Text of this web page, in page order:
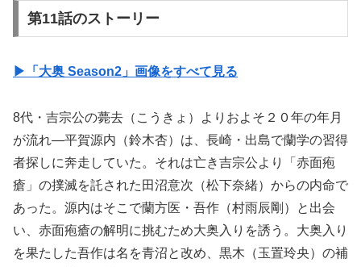
第11話のストーリー
▶︎「大奥 Season2」画像をすべて見る
8代・吉宗公の薨去（こうきょ）よりおよそ２０年の年月
が流れ―平賀源内（鈴木杏）は、長崎・出島で蘭学の習得
者探しに奔走していた。それは亡き吉宗公より「赤面疱
瘡」の撲滅を託された田沼意次（松下奈緒）からの内命で
あった。源内はそこで蘭方医・吾作（村雨辰剛）と出会
い、赤面疱瘡の解明に挑むため大奥入りを誘う。大奥入り
を果たした吾作は名を青沼と改め、黒木（玉置玲央）の補